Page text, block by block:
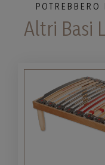
Altri Basi